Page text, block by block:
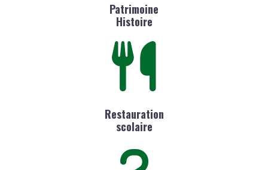
Patrimoine
Histoire
Restauration
scolaire